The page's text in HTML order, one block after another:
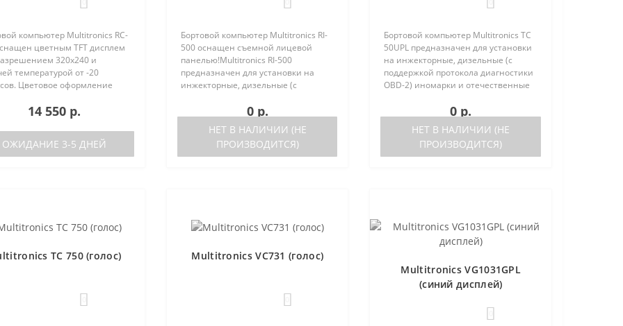
компьютер Multitronics RC-
цветным TFT дисплем
320х240 и
температурой от -20
Цветовое оформление
индивидуально (по
14 550 р.
ОЖИДАНИЕ 3-5 ДНЕЙ
Бортовой компьютер Multitronics RI-
500 оснащен съемной лицевой
панелью!Multitronics RI-500
предназначен для установки на
инжекторные, дизельные (с
OBD-2) иномарки и отечественные
возможна ка..
0 р.
НЕТ В НАЛИЧИИ (НЕ
ПРОИЗВОДИТСЯ)
Бортовой компьютер Multitronics TC
50UPL предназначен для установки
на инжекторные, дизельные (с
поддержкой протокола диагностики
OBD-2) иномарки и отечественные
возможна как с блоками управления
0 р.
НЕТ В НАЛИЧИИ (НЕ
ПРОИЗВОДИТСЯ)
TC 750 (голос) Multitronics VC731 (голос)
Multitronics VG1031GPL
(синий дисплей)